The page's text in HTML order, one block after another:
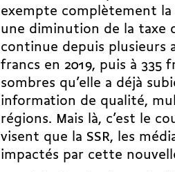
exempte complètement
une diminution de la taxe
continue depuis plusieurs
francs en 2019, puis à 335
sombres qu’elle a déjà
information de qualité,
régions. Mais là, c’est le
visent que la SSR, les
impactés par cette